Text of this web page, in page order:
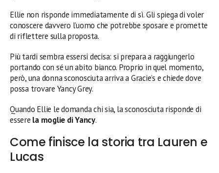
Ellie non risponde immediatamente di sì. Gli spiega di voler
conoscere davvero l’uomo che potrebbe sposare e promette
di riflettere sulla proposta.
Più tardi sembra essersi decisa: si prepara a raggiungerlo
portando con sé un abito bianco. Proprio in quel momento,
però, una donna sconosciuta arriva a Gracie’s e chiede dove
possa trovare Yancy Grey.
Quando Ellie le domanda chi sia, la sconosciuta risponde di
essere la moglie di Yancy.
Come finisce la storia tra Lauren e
Lucas